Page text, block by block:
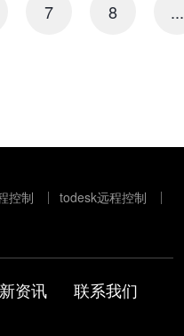
7 8 ...
控制
todesk远程控制
资讯 联系我们